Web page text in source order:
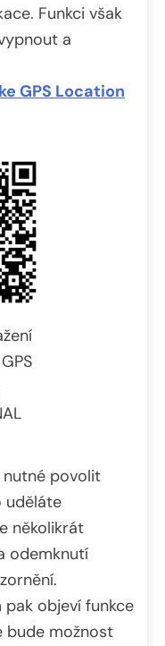
Funkci však
a
GPS Location
nutné povolit
uděláte
několikrát
odemknutí
objeví funkce
bude možnost